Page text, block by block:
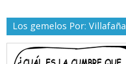
Los gemelos Por: Villafaña